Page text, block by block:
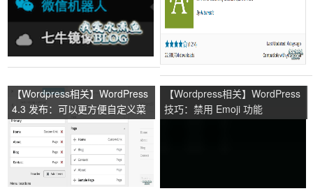
【Wordpress相关】WordPress
4.3 发布：可以更方便自定义菜
单
【Wordpress相关】WordPress
技巧：禁用 Emoji 功能